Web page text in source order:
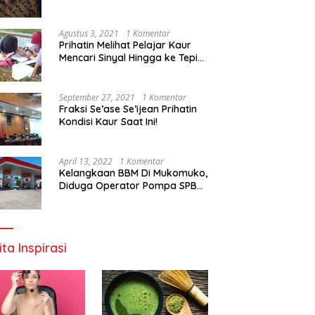
Agustus 3, 2021 1 Komentar
Prihatin Melihat Pelajar Kaur
Mencari Sinyal Hingga ke Tepi
Segera Bertindak
September 27, 2021 1 Komentar
Fraksi Se’ase Se’ijean Prihatin
Kondisi Kaur Saat Ini!
April 13, 2022 1 Komentar
Kelangkaan BBM Di Mukomuko,
Diduga Operator Pompa SPBU
Inspirasi